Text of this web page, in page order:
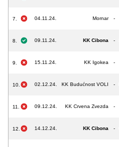
7. 04.11.24. Mornar -
8. 09.11.24. KK Cibona -
9. 15.11.24. KK Igokea -
10. 02.12.24. KK Budućnost VOLI -
11. 09.12.24. KK Crvena Zvezda -
12. 14.12.24. KK Cibona -